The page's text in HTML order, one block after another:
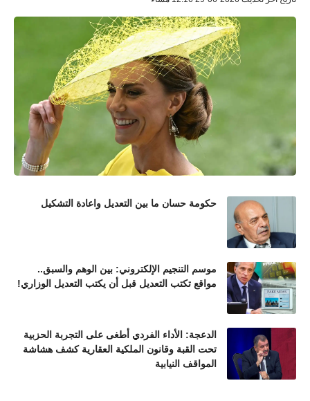
حكومة حسان ما بين التعديل واعادة التشكيل
موسم التنجيم الإلكتروني: بين الوهم والسبق..
مواقع تكتب التعديل قبل أن يكتب التعديل الوزاري!
الدعجة: الأداء الفردي أطغى على التجربة الحزبية
تحت القبة وقانون الملكية العقارية كشف هشاشة
المواقف النيابية